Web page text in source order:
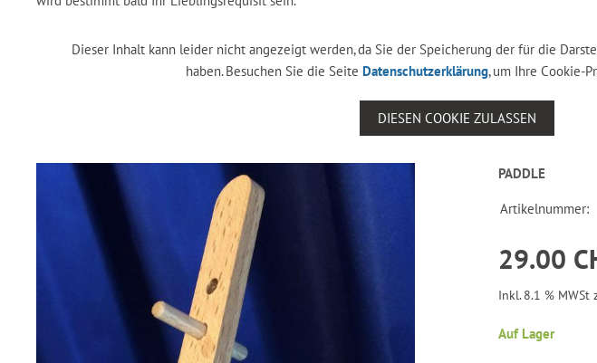
Dieser Inhalt kann leider nicht angezeigt werden, da Sie der Speicherung der für die
haben. Besuchen Sie die Seite Datenschutzerklärung, um Ihre Cookie-
DIESEN COOKIE ZULASSEN
PADDLE
Artikelnummer:
29.00
Inkl. 8.1 % MWSt
Auf Lager